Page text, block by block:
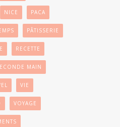
NICE PACA
PÂTISSERIE
RECETTE
MAIN
VIE
VOYAGE